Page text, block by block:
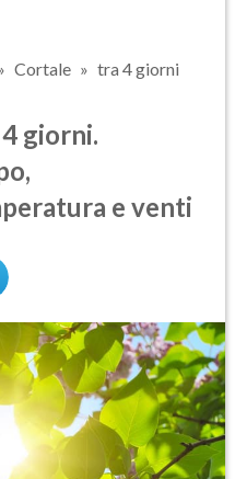
Cortale tra 4 giorni
giorni.
e venti